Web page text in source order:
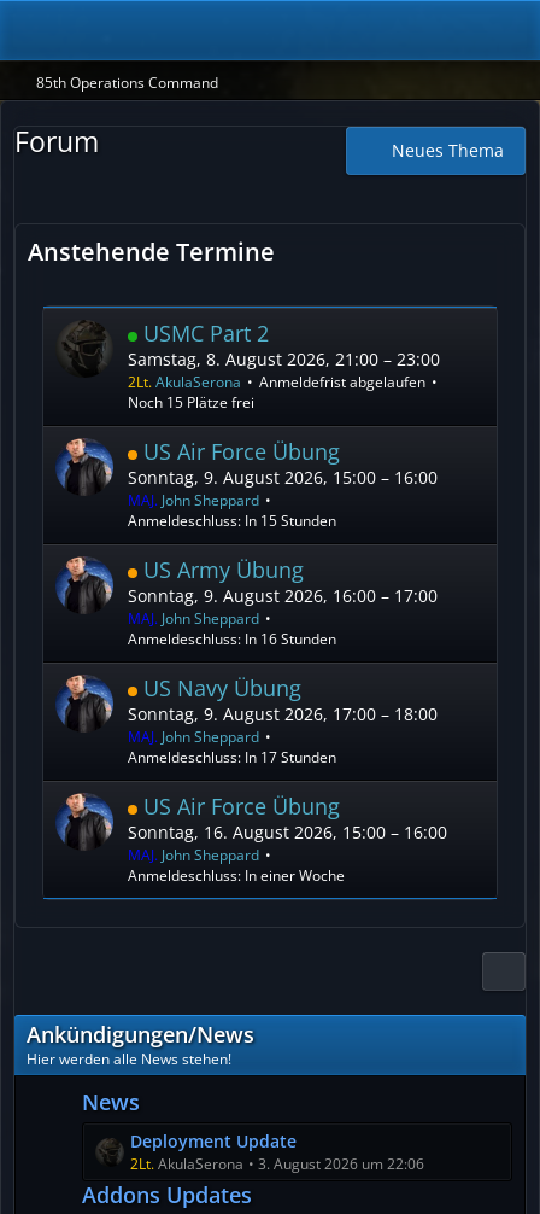
85th Operations Command
Forum Neues Thema
Anstehende Termine
USMC Part 2
Samstag, 8. August 2026, 21:00 – 23:00
2Lt.AkulaSerona
Anmeldefrist abgelaufen
Noch 15 Plätze frei
US Air Force Übung
Sonntag, 9. August 2026, 15:00 – 16:00
MAJ. John Sheppard
Anmeldeschluss: In 15 Stunden
US Army Übung
Sonntag, 9. August 2026, 16:00 – 17:00
MAJ. John Sheppard
Anmeldeschluss: In 16 Stunden
US Navy Übung
Sonntag, 9. August 2026, 17:00 – 18:00
MAJ. John Sheppard
Anmeldeschluss: In 17 Stunden
US Air Force Übung
Sonntag, 16. August 2026, 15:00 – 16:00
MAJ. John Sheppard
Anmeldeschluss: In einer Woche
Ankündigungen/News
Hier werden alle News stehen!
News
L
e
t
Deployment Update
2Lt.AkulaSerona 3. August 2026 um 22:06
Addons Updates